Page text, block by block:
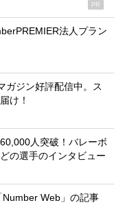
PR
法人プラン
ガジン好評配信中。ス
け！
人突破！バレーボ
の選手のインタビュー
Number Web」の記事